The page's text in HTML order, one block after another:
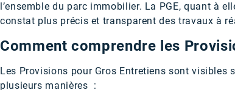
l’ensemble du parc immobilier. La PGE, quant à
constat plus précis et transparent des travaux à
Comment comprendre les
Les Provisions pour Gros Entretiens sont visibles
plusieurs manières :